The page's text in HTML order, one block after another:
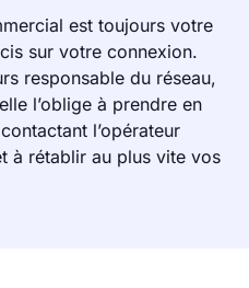
est toujours votre
sur votre connexion.
responsable du réseau,
l’oblige à prendre en
l’opérateur
à rétablir au plus vite vos